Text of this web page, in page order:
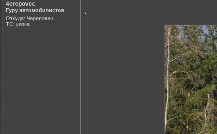
4erepovec
Гуру автомобилистов
Откуда: Череповец
ТС: уазка
.